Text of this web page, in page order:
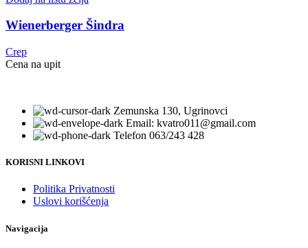
Wienerberger Šindra
Crep
Cena na upit
Zemunska 130, Ugrinovci
Email: kvatro011@gmail.com
Telefon 063/243 428
KORISNI LINKOVI
Politika Privatnosti
Uslovi korišćenja
Navigacija